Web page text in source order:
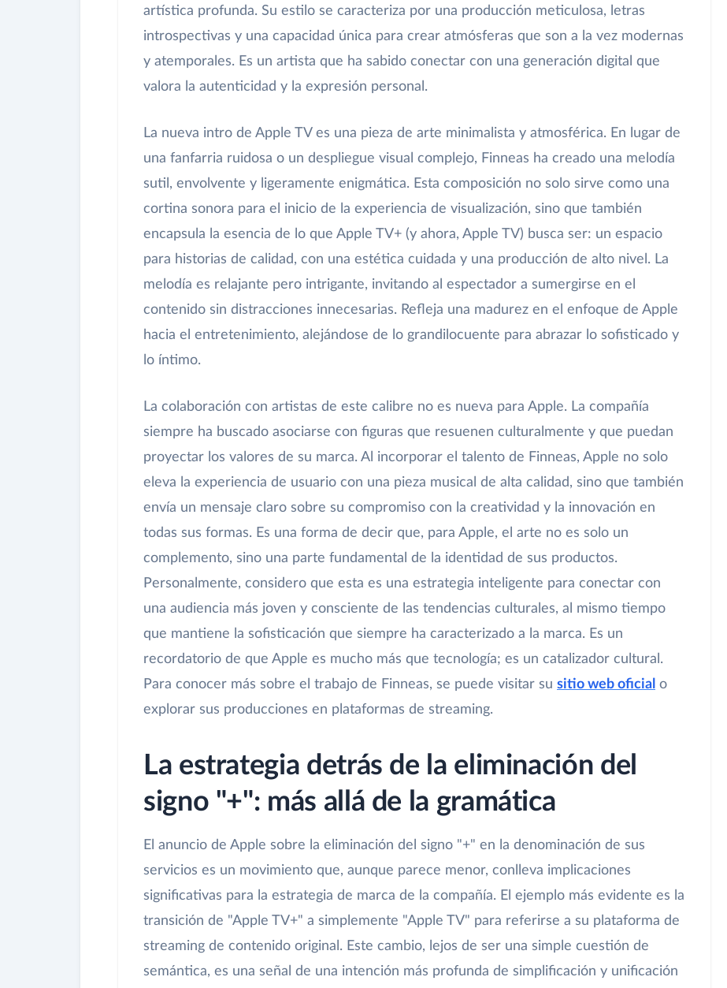
artística profunda. Su estilo se caracteriza por una producción meticulosa, letras
introspectivas y una capacidad única para crear atmósferas que son a la vez modernas
y atemporales. Es un artista que ha sabido conectar con una generación digital que
valora la autenticidad y la expresión personal.
La nueva intro de Apple TV es una pieza de arte minimalista y atmosférica. En lugar de
una fanfarria ruidosa o un despliegue visual complejo, Finneas ha creado una melodía
sutil, envolvente y ligeramente enigmática. Esta composición no solo sirve como una
cortina sonora para el inicio de la experiencia de visualización, sino que también
encapsula la esencia de lo que Apple TV+ (y ahora, Apple TV) busca ser: un espacio
para historias de calidad, con una estética cuidada y una producción de alto nivel. La
melodía es relajante pero intrigante, invitando al espectador a sumergirse en el
contenido sin distracciones innecesarias. Refleja una madurez en el enfoque de Apple
hacia el entretenimiento, alejándose de lo grandilocuente para abrazar lo sofisticado y
lo íntimo.
La colaboración con artistas de este calibre no es nueva para Apple. La compañía
siempre ha buscado asociarse con figuras que resuenen culturalmente y que puedan
proyectar los valores de su marca. Al incorporar el talento de Finneas, Apple no solo
eleva la experiencia de usuario con una pieza musical de alta calidad, sino que también
envía un mensaje claro sobre su compromiso con la creatividad y la innovación en
todas sus formas. Es una forma de decir que, para Apple, el arte no es solo un
complemento, sino una parte fundamental de la identidad de sus productos.
Personalmente, considero que esta es una estrategia inteligente para conectar con
una audiencia más joven y consciente de las tendencias culturales, al mismo tiempo
que mantiene la sofisticación que siempre ha caracterizado a la marca. Es un
recordatorio de que Apple es mucho más que tecnología; es un catalizador cultural.
Para conocer más sobre el trabajo de Finneas, se puede visitar su sitio web oficial o
explorar sus producciones en plataformas de streaming.
La estrategia detrás de la eliminación del
signo "+": más allá de la gramática
El anuncio de Apple sobre la eliminación del signo "+" en la denominación de sus
servicios es un movimiento que, aunque parece menor, conlleva implicaciones
significativas para la estrategia de marca de la compañía. El ejemplo más evidente es la
transición de "Apple TV+" a simplemente "Apple TV" para referirse a su plataforma de
streaming de contenido original. Este cambio, lejos de ser una simple cuestión de
semántica, es una señal de una intención más profunda de simplificación y unificación